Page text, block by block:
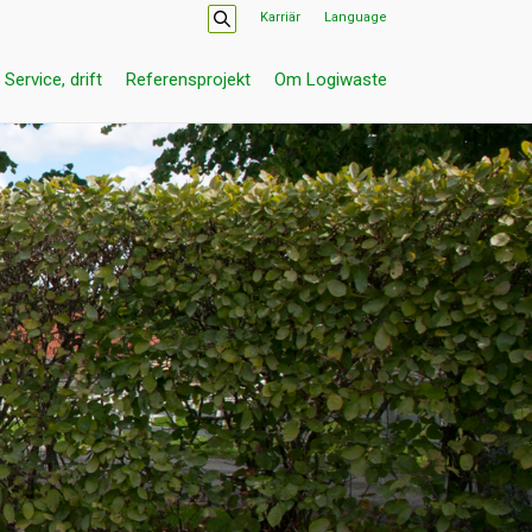
Karriär Language
Service, drift Referensprojekt Om Logiwaste